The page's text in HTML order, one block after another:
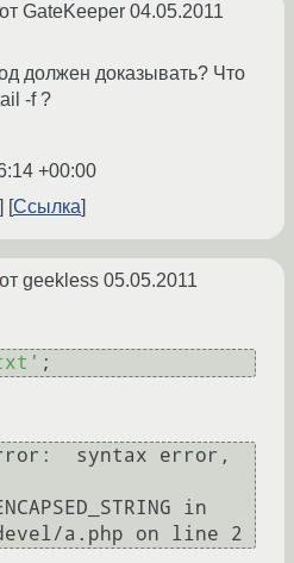
от GateKeeper 04.05.2011
должен доказывать? Что
-f ?
+00:00
Ссылка
от geekless 05.05.2011
syntax error,
in